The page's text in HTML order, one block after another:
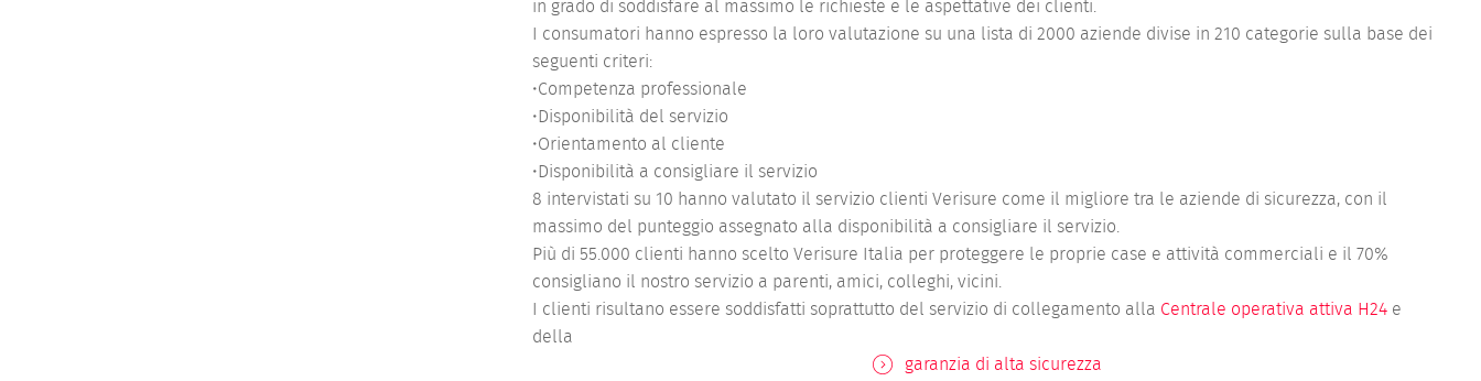
in grado di soddisfare al massimo le richieste e le aspettative dei clienti.
I consumatori hanno espresso la loro valutazione su una lista di 2000 aziende divise in 210 categorie sulla base dei
seguenti criteri:
•Competenza professionale
•Disponibilità del servizio
•Orientamento al cliente
•Disponibilità a consigliare il servizio
8 intervistati su 10 hanno valutato il servizio clienti Verisure come il migliore tra le aziende di sicurezza, con il
massimo del punteggio assegnato alla disponibilità a consigliare il servizio.
Più di 55.000 clienti hanno scelto Verisure Italia per proteggere le proprie case e attività commerciali e il 70%
consigliano il nostro servizio a parenti, amici, colleghi, vicini.
I clienti risultano essere soddisfatti soprattutto del servizio di collegamento alla Centrale operativa attiva H24e
della
garanzia di alta sicurezza